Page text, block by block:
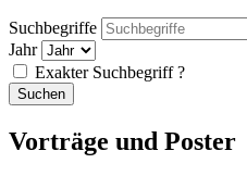
Suchbegriffe
Jahr
Exakter Suchbegriff ?
Vorträge und Poster